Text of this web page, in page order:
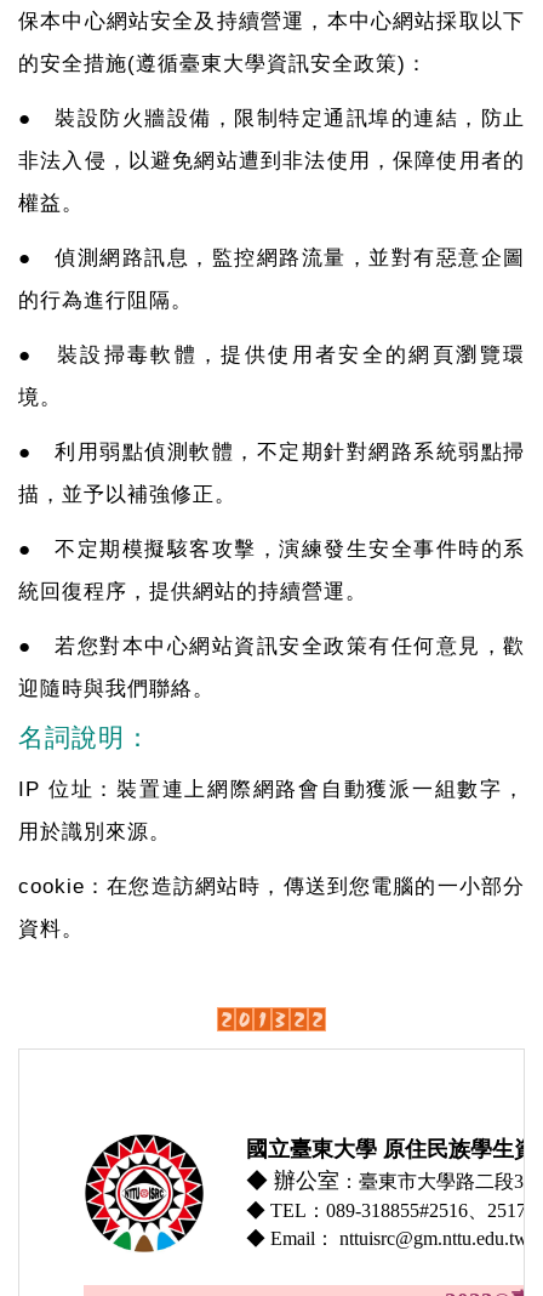
保本中心網站安全及持續營運，本中心網站採取以下
的安全措施(遵循臺東大學資訊安全政策)：
● 裝設防火牆設備，限制特定通訊埠的連結，防止
非法入侵，以避免網站遭到非法使用，保障使用者的
權益。
● 偵測網路訊息，監控網路流量，並對有惡意企圖
的行為進行阻隔。
● 裝設掃毒軟體，提供使用者安全的網頁瀏覽環
境。
● 利用弱點偵測軟體，不定期針對網路系統弱點掃
描，並予以補強修正。
● 不定期模擬駭客攻擊，演練發生安全事件時的系
統回復程序，提供網站的持續營運。
● 若您對本中心網站資訊安全政策有任何意見，歡
迎隨時與我們聯絡。
名詞說明：
IP 位址：裝置連上網際網路會自動獲派一組數字，
用於識別來源。
cookie ：在您造訪網站時，傳送到您電腦的一小部分
資料。
國立臺東大學 原住民族學生資
◆ 辦公室 ：臺東市大學路二段
◆ TEL：089-318855#2516、2517
◆ Email： nttuisrc@gm.nttu.edu.tw